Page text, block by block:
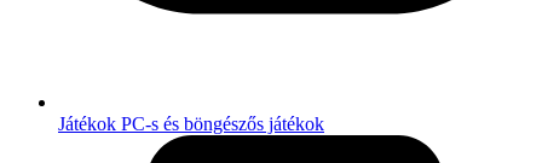
Játékok PC-s és böngészős játékok